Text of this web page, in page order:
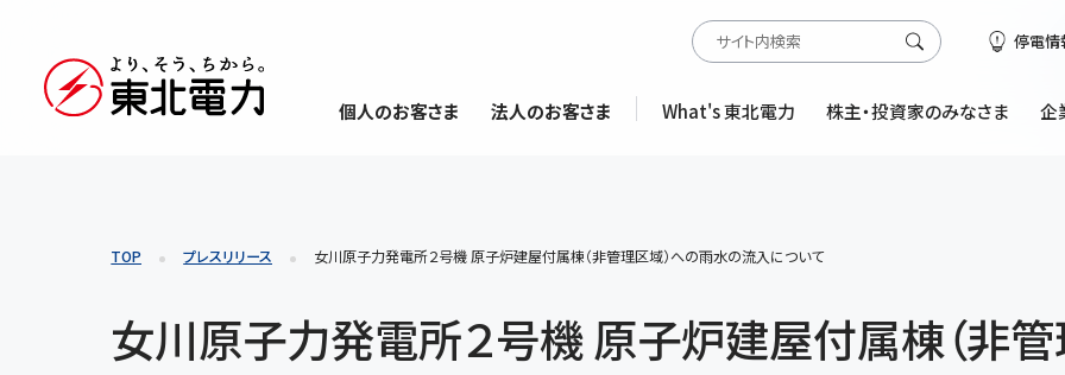
停電情
個人のお客さま 法人のお客さま What's 東北電力 株主・投資家のみなさま 企
TOP プレスリリース 女川原子力発電所２号機 原子炉建屋付属棟（非管理区域）への雨水の流入について
女川原子力発電所２号機 原子炉建屋付属棟（非